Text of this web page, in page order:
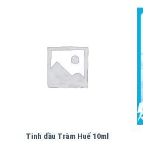
Tinh dầu Tràm Huế 10ml